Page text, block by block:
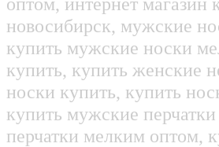
новосибирск, мужские
купить мужские носки
купить, купить женские
носки купить, купить
купить мужские
перчатки мелким оптом,